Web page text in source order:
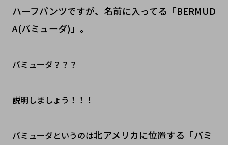
ハーフパンツですが、名前に入ってる「BERMUD
A(バミューダ)」。
バミューダ？？？
説明しましょう！！！
バミューダというのは北アメリカに位置する「バミ